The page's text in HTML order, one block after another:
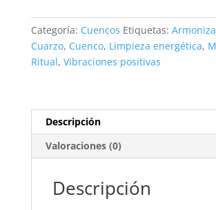
diámetro
(copia)
cantidad
Categoría: Cuencos Etiquetas:
Cuarzo, Cuenco, Limpieza energética,
Ritual, Vibraciones positivas
Descripción
Valoraciones (0)
Descripción